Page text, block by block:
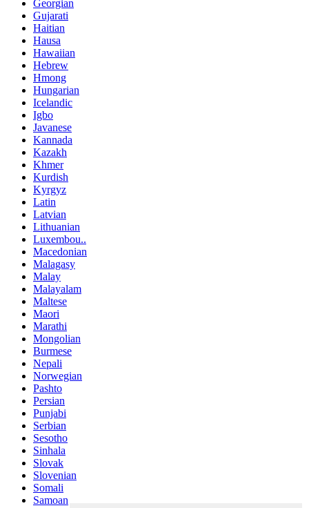
Georgian
Gujarati
Haitian
Hausa
Hawaiian
Hebrew
Hmong
Hungarian
Icelandic
Igbo
Javanese
Kannada
Kazakh
Khmer
Kurdish
Kyrgyz
Latin
Latvian
Lithuanian
Luxembou..
Macedonian
Malagasy
Malay
Malayalam
Maltese
Maori
Marathi
Mongolian
Burmese
Nepali
Norwegian
Pashto
Persian
Punjabi
Serbian
Sesotho
Sinhala
Slovak
Slovenian
Somali
Samoan